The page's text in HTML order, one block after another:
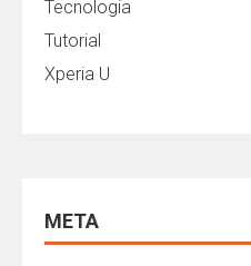
Tecnologia
Tutorial
Xperia U
META